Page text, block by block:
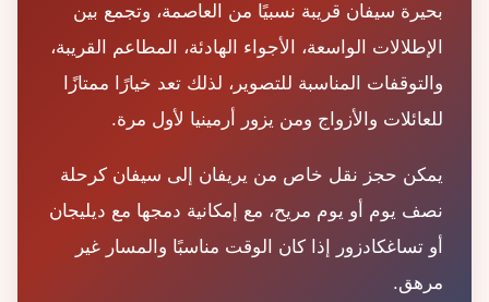
بحيرة سيفان قريبة نسبيًا من العاصمة، وتجمع بين
الإطلالات الواسعة، الأجواء الهادئة، المطاعم القريبة،
والتوقفات المناسبة للتصوير، لذلك تعد خيارًا ممتازًا
للعائلات والأزواج ومن يزور أرمينيا لأول مرة.
يمكن حجز نقل خاص من يريفان إلى سيفان كرحلة
نصف يوم أو يوم مريح، مع إمكانية دمجها مع ديليجان
أو تساغكادزور إذا كان الوقت مناسبًا والمسار غير
مرهق.